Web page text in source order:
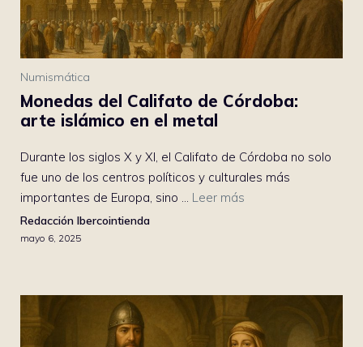
Numismática
Monedas del Califato de Córdoba:
arte islámico en el metal
Durante los siglos X y XI, el Califato de Córdoba no solo
fue uno de los centros políticos y culturales más
importantes de Europa, sino ... Leer más
Redacción Ibercointienda
mayo 6, 2025